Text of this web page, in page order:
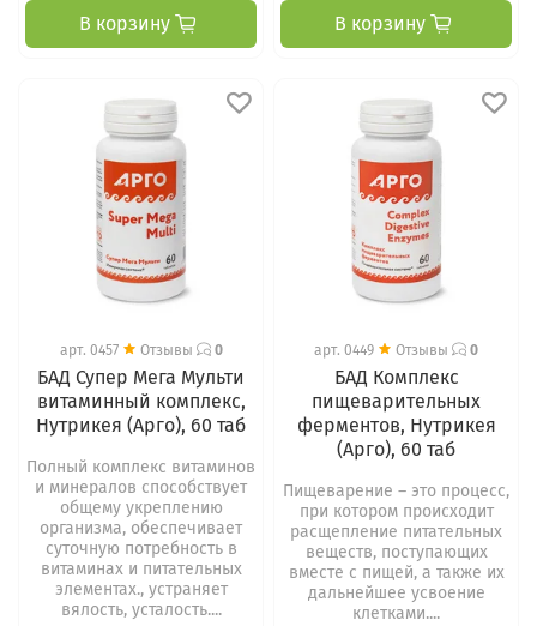
В корзину В корзину
арт. 0457 Отзывы 0
БАД Супер Мега Мульти
витаминный комплекс,
Нутрикея (Арго), 60 таб
Полный комплекс витаминов
и минералов способствует
общему укреплению
организма, обеспечивает
суточную потребность в
витаминах и питательных
элементах., устраняет
вялость, усталость....
арт. 0449 Отзывы 0
БАД Комплекс
пищеварительных
ферментов, Нутрикея
(Арго), 60 таб
Пищеварение – это процесс,
при котором происходит
расщепление питательных
веществ, поступающих
вместе с пищей, а также их
дальнейшее усвоение
клетками....